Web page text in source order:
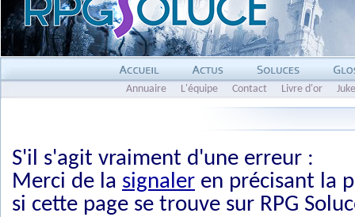
Annuaire L'équipe Contact Livre d'or
S'il s'agit vraiment d'une erreur :
Merci de la signaler en précisant la
si cette page se trouve sur RPG